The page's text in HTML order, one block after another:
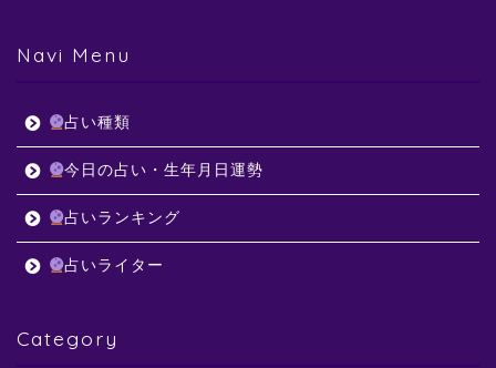
Navi Menu
占い種類
今日の占い・生年月日運勢
占いランキング
占いライター
Category